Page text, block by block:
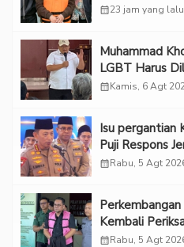
calendar_month23 jam yang lalu
Muhammad
LGBT Harus
Melindungi
calendar_monthKamis, 6 Agt
Isu pergantian
Puji Respons
“Adem”
calendar_monthRabu, 5 Agt
Kembali
calendar_monthRabu, 5 Agt